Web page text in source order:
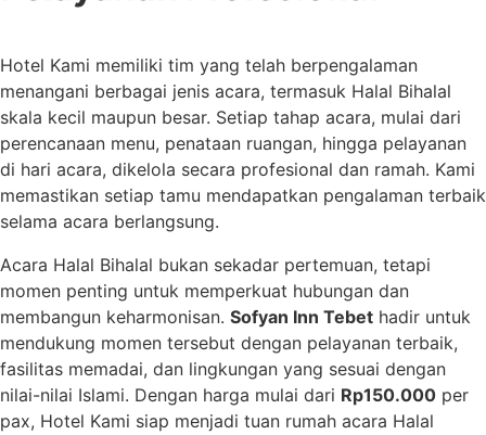
Hotel Kami memiliki tim yang telah berpengalaman
menangani berbagai jenis acara, termasuk Halal Bihalal
skala kecil maupun besar. Setiap tahap acara, mulai dari
perencanaan menu, penataan ruangan, hingga pelayanan
di hari acara, dikelola secara profesional dan ramah. Kami
memastikan setiap tamu mendapatkan pengalaman terbaik
selama acara berlangsung.
Acara Halal Bihalal bukan sekadar pertemuan, tetapi
momen penting untuk memperkuat hubungan dan
membangun keharmonisan. Sofyan Inn Tebet hadir untuk
mendukung momen tersebut dengan pelayanan terbaik,
fasilitas memadai, dan lingkungan yang sesuai dengan
nilai-nilai Islami. Dengan harga mulai dari Rp150.000 per
pax, Hotel Kami siap menjadi tuan rumah acara Halal